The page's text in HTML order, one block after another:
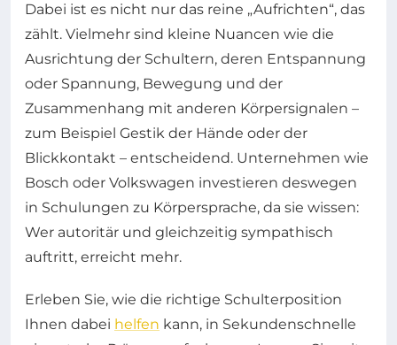
Dabei ist es nicht nur das reine „Aufrichten“, das
zählt. Vielmehr sind kleine Nuancen wie die
Ausrichtung der Schultern, deren Entspannung
oder Spannung, Bewegung und der
Zusammenhang mit anderen Körpersignalen –
zum Beispiel Gestik der Hände oder der
Blickkontakt – entscheidend. Unternehmen wie
Bosch oder Volkswagen investieren deswegen
in Schulungen zu Körpersprache, da sie wissen:
Wer autoritär und gleichzeitig sympathisch
auftritt, erreicht mehr.
Erleben Sie, wie die richtige Schulterposition
Ihnen dabei helfen kann, in Sekundenschnelle